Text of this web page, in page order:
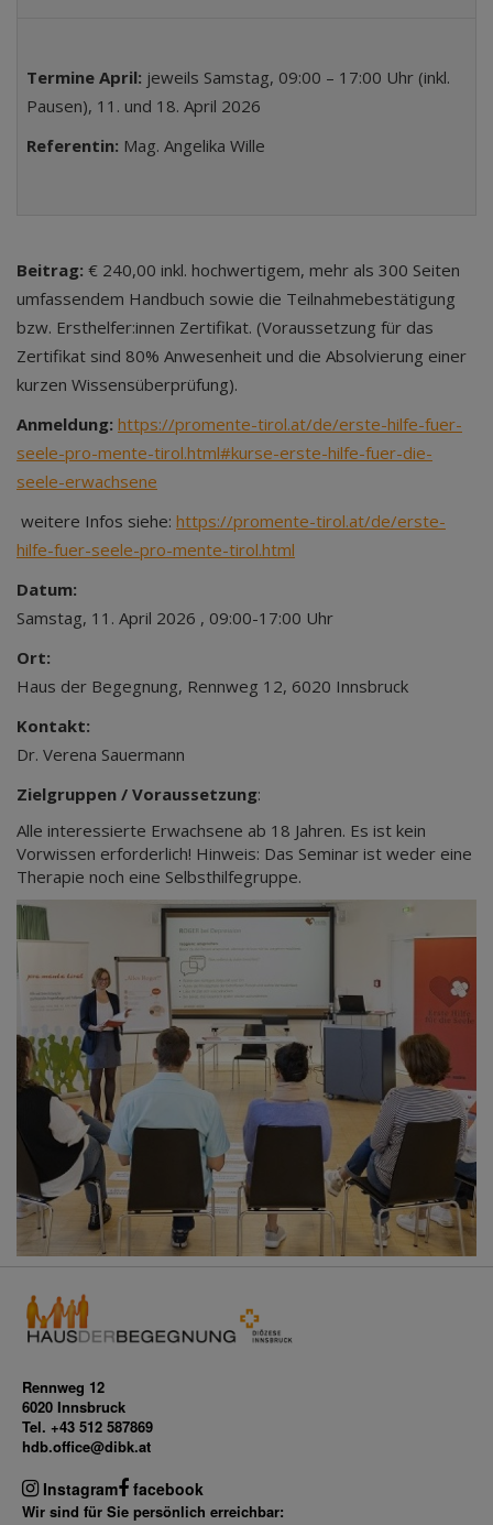
Termine April: jeweils Samstag, 09:00 – 17:00 Uhr (inkl.
Pausen), 11. und 18. April 2026
Referentin: Mag. Angelika Wille
Beitrag: € 240,00 inkl. hochwertigem, mehr als 300 Seiten
umfassendem Handbuch sowie die Teilnahmebestätigung
bzw. Ersthelfer:innen Zertifikat. (Voraussetzung für das
Zertifikat sind 80% Anwesenheit und die Absolvierung einer
kurzen Wissensüberprüfung).
Anmeldung: https://promente-tirol.at/de/erste-hilfe-fuer-
seele-pro-mente-tirol.html#kurse-erste-hilfe-fuer-die-
seele-erwachsene
weitere Infos siehe: https://promente-tirol.at/de/erste-
hilfe-fuer-seele-pro-mente-tirol.html
Datum:
Samstag, 11. April 2026 , 09:00-17:00 Uhr
Ort:
Haus der Begegnung, Rennweg 12, 6020 Innsbruck
Kontakt:
Dr. Verena Sauermann
Zielgruppen / Voraussetzung:
Alle interessierte Erwachsene ab 18 Jahren. Es ist kein
Vorwissen erforderlich! Hinweis: Das Seminar ist weder eine
Therapie noch eine Selbsthilfegruppe.
Rennweg 12
6020 Innsbruck
Tel. +43 512 587869
hdb.office@dibk.at
Instagram facebook
Wir sind für Sie persönlich erreichbar: